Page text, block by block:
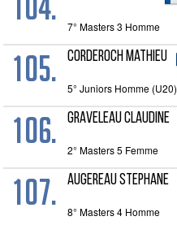
7° Masters 3 Homme
105. CORDEROCH Mathieu
5° Juniors Homme (U20)
106. GRAVELEAU Claudine
2° Masters 5 Femme
107. AUGEREAU Stephane
8° Masters 4 Homme